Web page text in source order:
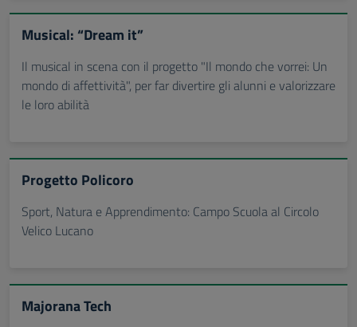
Musical: “Dream it”
Il musical in scena con il progetto "Il mondo che vorrei: Un
mondo di affettività", per far divertire gli alunni e valorizzare
le loro abilità
Progetto Policoro
Sport, Natura e Apprendimento: Campo Scuola al Circolo
Velico Lucano
Majorana Tech